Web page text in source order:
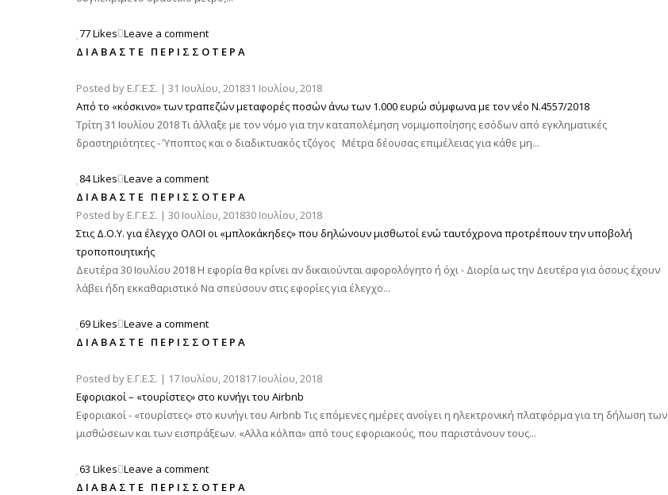
77 Likes Leave a comment
ΔΙΑΒΆΣΤΕ ΠΕΡΙΣΣΌΤΕΡΑ
Posted by Ε.Γ.Ε.Σ. | 31 Ιουλίου, 201831 Ιουλίου, 2018
Από το «κόσκινο» των τραπεζών μεταφορές ποσών άνω των 1.000 ευρώ σύμφωνα με τον νέο Ν.4557/2018
Τρίτη 31 Ιουλίου 2018 Τι άλλαξε με τον νόμο για την καταπολέμηση νομιμοποίησης εσόδων από εγκληματικές
δραστηριότητες - Ύποπτος και ο διαδικτυακός τζόγος Μέτρα δέουσας επιμέλειας για κάθε μη...
84 Likes Leave a comment
ΔΙΑΒΆΣΤΕ ΠΕΡΙΣΣΌΤΕΡΑ
Posted by Ε.Γ.Ε.Σ. | 30 Ιουλίου, 201830 Ιουλίου, 2018
Στις Δ.Ο.Υ. για έλεγχο ΟΛΟΙ οι «μπλοκάκηδες» που δηλώνουν μισθωτοί ενώ ταυτόχρονα προτρέπουν την υποβολή
τροποποιητικής
Δευτέρα 30 Ιουλίου 2018 Η εφορία θα κρίνει αν δικαιούνται αφορολόγητο ή όχι - Διορία ως την Δευτέρα για όσους έχουν
λάβει ήδη εκκαθαριστικό Να σπεύσουν στις εφορίες για έλεγχο...
69 Likes Leave a comment
ΔΙΑΒΆΣΤΕ ΠΕΡΙΣΣΌΤΕΡΑ
Posted by Ε.Γ.Ε.Σ. | 17 Ιουλίου, 201817 Ιουλίου, 2018
Εφοριακοί – «τουρίστες» στο κυνήγι του Airbnb
Εφοριακοί - «τουρίστες» στο κυνήγι του Airbnb Τις επόμενες ημέρες ανοίγει η ηλεκτρονική πλατφόρμα για τη δήλωση των
μισθώσεων και των εισπράξεων. «Αλλα κόλπα» από τους εφοριακούς, που παριστάνουν τους...
63 Likes Leave a comment
ΔΙΑΒΆΣΤΕ ΠΕΡΙΣΣΌΤΕΡΑ